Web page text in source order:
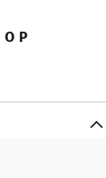
O P